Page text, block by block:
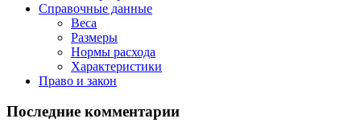
Справочные данные
Веса
Размеры
Нормы расхода
Характеристики
Право и закон
Последние комментарии